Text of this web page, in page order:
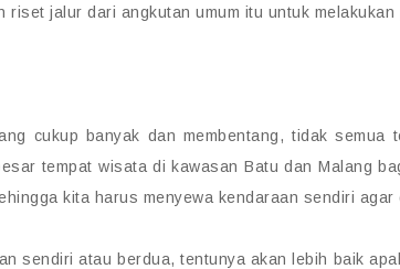
riset jalur dari angkutan umum itu untuk
cukup banyak dan membentang, tidak semua
tempat wisata di kawasan Batu dan Malang
kita harus menyewa kendaraan sendiri agar
sendiri atau berdua, tentunya akan lebih baik